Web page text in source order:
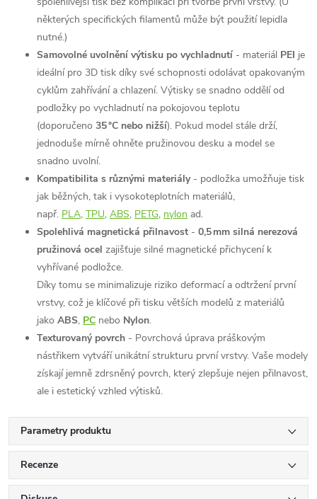
některých specifických filamentů může být použití lepidla
nutné.)
Samovolné uvolnění výtisku po vychladnutí - materiál PEI je
ideální pro 3D tisk díky své schopnosti odolávat opakovaným
cyklům zahřívání a chlazení. Výtisky se snadno oddělí od
podložky po vychladnutí na pokojovou teplotu
(doporučeno 35 °C nebo nižší). Pokud model stále drží,
jednoduše mírně ohněte pružinovou desku a model se
snadno uvolní.
Kompatibilita s různými materiály- podložka umožňuje tisk
jak běžných, tak i vysokoteplotních materiálů,
např. PLA, TPU, ABS, PETG, nylon ad.
Spolehlivá magnetická přilnavost - 0,5 mm silná nerezová
pružinová ocel zajišťuje silné magnetické přichycení k
vyhřívané podložce.
Díky tomu se minimalizuje riziko deformací a odtržení první
vrstvy, což je klíčové při tisku větších modelů z materiálů
jako ABS, PC nebo Nylon.
Texturovaný povrch - Povrchová úprava práškovým
nástřikem vytváří unikátní strukturu první vrstvy. Vaše modely
získají jemně zdrsněný povrch, který zlepšuje nejen přilnavost,
ale i estetický vzhled výtisků.
Parametry produktu
Recenze